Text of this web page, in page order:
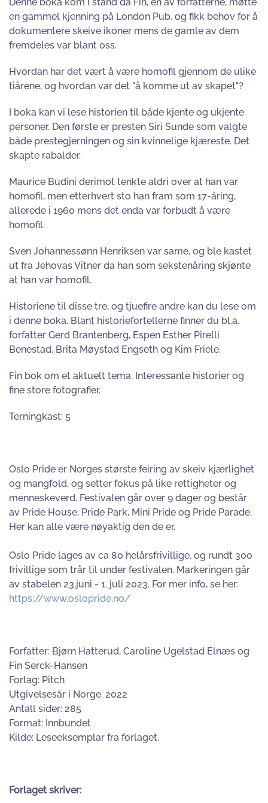
en gammel kjenning på London Pub, og fikk behov for å
dokumentere skeive ikoner mens de gamle av dem
fremdeles var blant oss.
Hvordan har det vært å være homofil gjennom de ulike
tiårene, og hvordan var det "å komme ut av skapet"?
I boka kan vi lese historien til både kjente og ukjente
personer. Den første er presten Siri Sunde som valgte
både prestegjerningen og sin kvinnelige kjæreste. Det
skapte rabalder.
Maurice Budini derimot tenkte aldri over at han var
homofil, men etterhvert sto han fram som 17-åring,
allerede i 1960 mens det enda var forbudt å være
homofil.
Sven Johannessønn Henriksen var same, og ble kastet
ut fra Jehovas Vitner da han som sekstenåring skjønte
at han var homofil.
Historiene til disse tre, og tjuefire andre kan du lese om
i denne boka. Blant historiefortellerne finner du bl.a.
forfatter Gerd Brantenberg, Espen Esther Pirelli
Benestad, Brita Møystad Engseth og Kim Friele.
Fin bok om et aktuelt tema. Interessante historier og
fine store fotografier.
Terningkast: 5
Oslo Pride er Norges største feiring av skeiv kjærlighet
og mangfold, og setter fokus på like rettigheter og
menneskeverd. Festivalen går over 9 dager og består
av Pride House, Pride Park, Mini Pride og Pride Parade.
Her kan alle være nøyaktig den de er.
Oslo Pride lages av ca 80 helårsfrivillige, og rundt 300
frivillige som trår til under festivalen. Markeringen går
av stabelen 23.juni - 1. juli 2023. For mer info, se her:
https://www.oslopride.no/
Forfatter: Bjørn Hatterud, Caroline Ugelstad Elnæs og
Fin Serck-Hansen
Forlag: Pitch
Utgivelsesår i Norge: 2022
Antall sider: 285
Format: Innbundet
Kilde: Leseeksemplar fra forlaget.
Forlaget skriver: